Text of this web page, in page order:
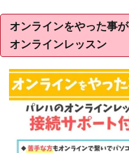
オンラインをやった事
オンラインレッスン